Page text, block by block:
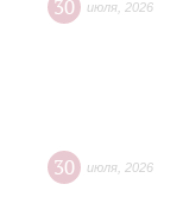
30 июля 2026
30 июля 2026